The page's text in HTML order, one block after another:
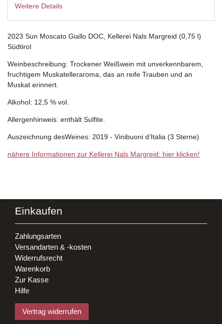
Weitere Details
2023 Sun Moscato Giallo DOC, Kellerei Nals Margreid (0,75 l)
Südtirol
Weinbeschreibung: Trockener Weißwein mit unverkennbarem,
fruchtigem Muskatelleraroma, das an reife Trauben und an
Muskat erinnert.
Alkohol: 12,5 % vol.
Allergenhinweis: enthält Sulfite.
Auszeichnung desWeines: 2019 - Vinibuoni d’Italia (3 Sterne)
nähere Informationen zur Kellerei Nals Margreid: hier klicken!
Einkaufen
Zahlungsarten
Versandarten & -kosten
Widerrufsrecht
Warenkorb
Zur Kasse
Hilfe
Vertrag widerrufen